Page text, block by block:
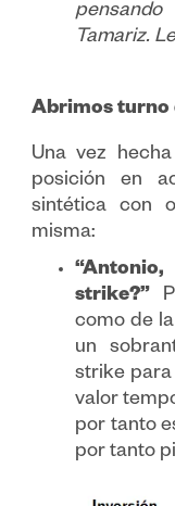
Tamariz.
Abrimos turno
Una vez
posición en
sintética con
misma:
strike?”
como de
un
strike para
valor
por tanto
por tanto